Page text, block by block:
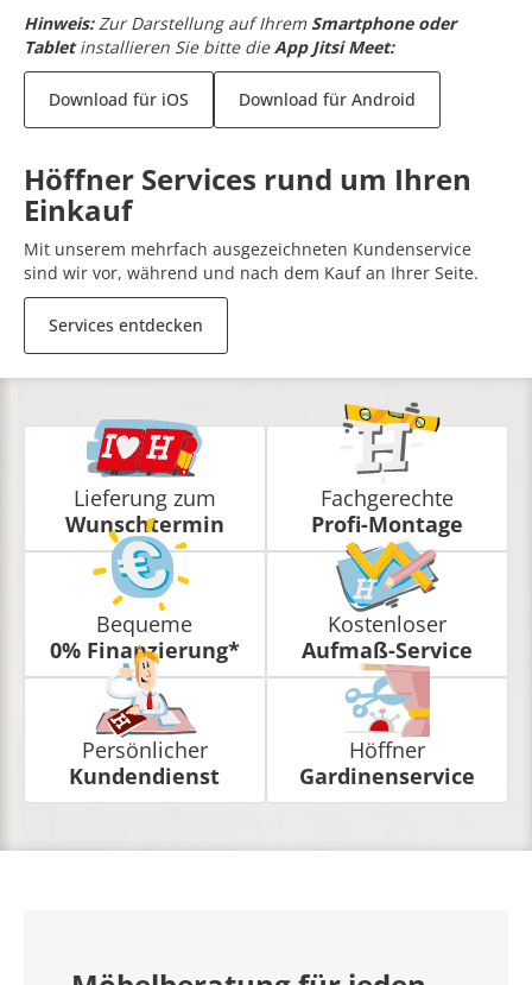
Hinweis: Zur Darstellung auf Ihrem Smartphone oder
Tabletinstallieren Sie bitte dieApp Jitsi Meet:
Download für iOS Download für Android
Höffner Services rund um Ihren
Einkauf
Mit unserem mehrfach ausgezeichneten Kundenservice
sind wir vor, während und nach dem Kauf an Ihrer Seite.
Services entdecken
Lieferung zum
Wunschtermin
Fachgerechte
Profi-Montage
Bequeme
0% Finanzierung*
Kostenloser
Aufmaß-Service
Persönlicher
Kundendienst
Höffner
Gardinenservice